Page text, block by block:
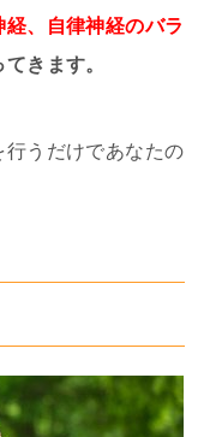
、自律神経のバラ
きます。
うだけであなたの